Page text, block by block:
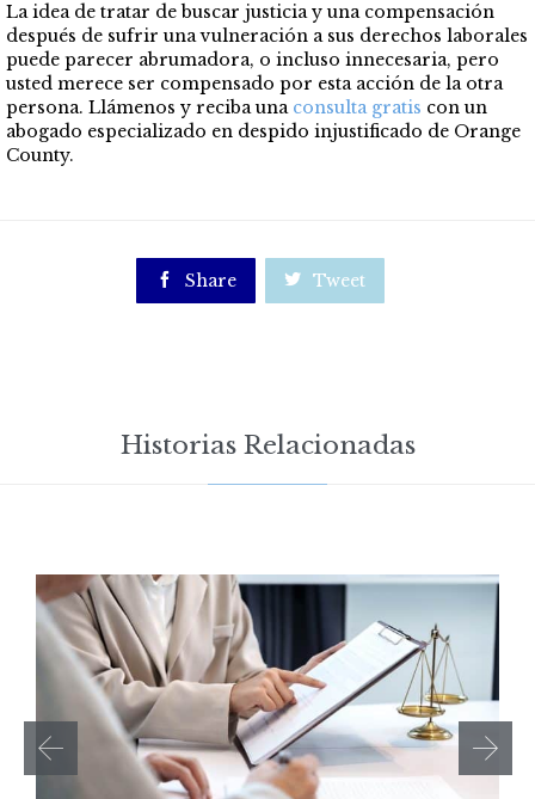
La idea de tratar de buscar justicia y una compensación
después de sufrir una vulneración a sus derechos laborales
puede parecer abrumadora, o incluso innecesaria, pero
usted merece ser compensado por esta acción de la otra
persona. Llámenos y reciba una consulta gratis con un
abogado especializado en despido injustificado de Orange
County.
 Share  Tweet
Historias Relacionadas